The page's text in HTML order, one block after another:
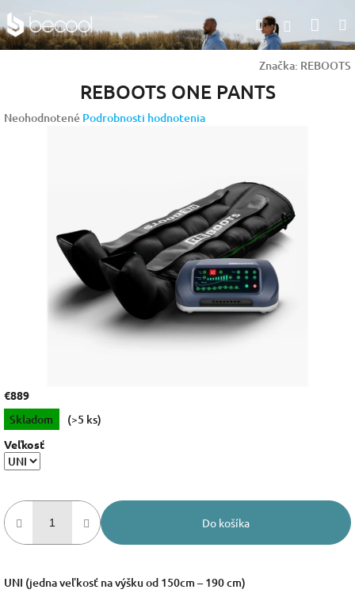
na
obsah
Hľadať
Značka: REBOOTS
REBOOTS ONE PANTS
Priemerné
Neohodnotené Podrobnosti hodnotenia
€889
Jednotková
cena:
Skladom (>5 ks)
Veľkosť
Do košíka
UNI (jedna veľkosť na výšku od 150cm – 190 cm)